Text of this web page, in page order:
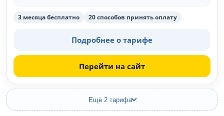
3 месяца бесплатно 20 способов принять оплату
Подробнее о тарифе
Перейти на сайт
Ещё 2 тарифа